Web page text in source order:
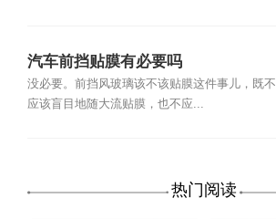
汽车前挡贴膜有必要吗
没必要。前挡风玻璃该不该贴膜这件事儿，既不
应该盲目地随大流贴膜，也不应...
热门阅读